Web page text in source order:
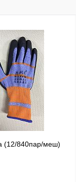
(12/840пар/меш)